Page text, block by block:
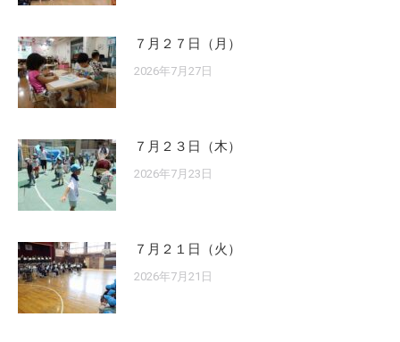
７月２７日（月）
2026年7月27日
７月２３日（木）
2026年7月23日
７月２１日（火）
2026年7月21日